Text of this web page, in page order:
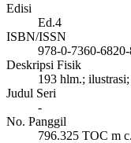
Edisi
Ed.4
ISBN/ISSN
978-0-7360-
Deskripsi Fisik
193 hlm.;
Judul Seri
-
No. Panggil
796.325 TOC m